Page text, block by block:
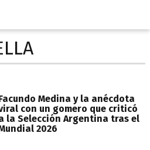
Medina y la anécdota
con un gomero que criticó
la Selección Argentina tras el
2026